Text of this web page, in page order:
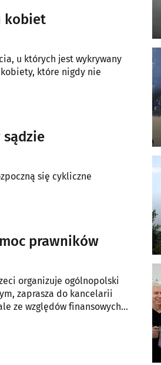
kobiet
u których jest wykrywany
kobiety, które nigdy nie
sądzie
się cykliczne
prawników
organizuje ogólnopolski
zaprasza do kancelarii
ze względów finansowych